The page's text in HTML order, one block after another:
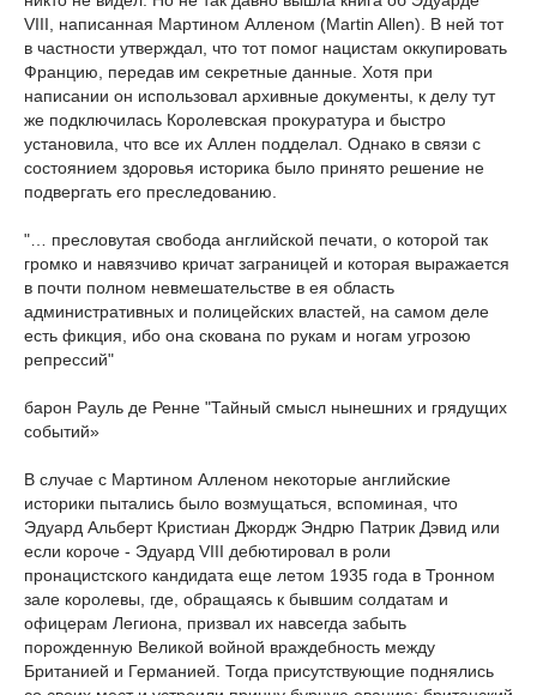
VIII, написанная Мартином Алленом (Martin Allen). В ней тот
в частности утверждал, что тот помог нацистам оккупировать
Францию, передав им секретные данные. Хотя при
написании он использовал архивные документы, к делу тут
же подключилась Королевская прокуратура и быстро
установила, что все их Аллен подделал. Однако в связи с
состоянием здоровья историка было принято решение не
подвергать его преследованию.
"… пресловутая свобода английской печати, о которой так
громко и навязчиво кричат заграницей и которая выражается
в почти полном невмешательстве в ея область
административных и полицейских властей, на самом деле
есть фикция, ибо она скована по рукам и ногам угрозою
репрессий"
барон Рауль де Ренне "Тайный смысл нынешних и грядущих
событий»
В случае с Мартином Алленом некоторые английские
историки пытались было возмущаться, вспоминая, что
Эдуард Альберт Кристиан Джордж Эндрю Патрик Дэвид или
если короче - Эдуард VIII дебютировал в роли
пронацистского кандидата еще летом 1935 года в Тронном
зале королевы, где, обращаясь к бывшим солдатам и
офицерам Легиона, призвал их навсегда забыть
порожденную Великой войной враждебность между
Британией и Германией. Тогда присутствующие поднялись